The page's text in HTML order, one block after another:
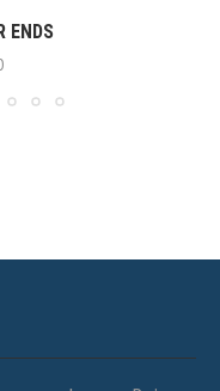
ENDS